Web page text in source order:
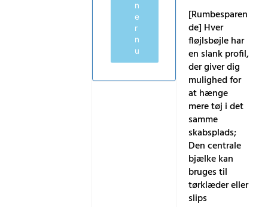
n
e
r
n
u
[Rumbesparen
de] Hver
fløjlsbøjle har
en slank profil,
der giver dig
mulighed for
at hænge
mere tøj i det
samme
skabsplads;
Den centrale
bjælke kan
bruges til
tørklæder eller
slips